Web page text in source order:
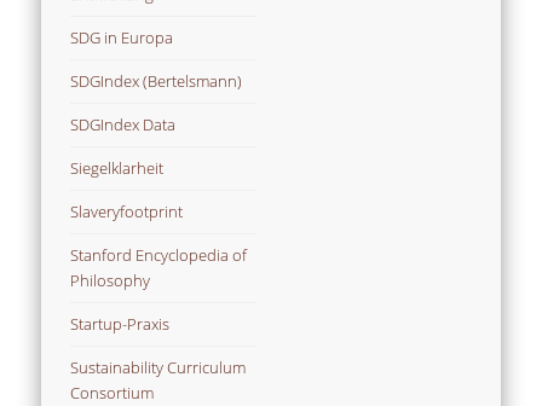
SDG in Europa
SDGIndex (Bertelsmann)
SDGIndex Data
Siegelklarheit
Slaveryfootprint
Stanford Encyclopedia of
Philosophy
Startup-Praxis
Sustainability Curriculum
Consortium